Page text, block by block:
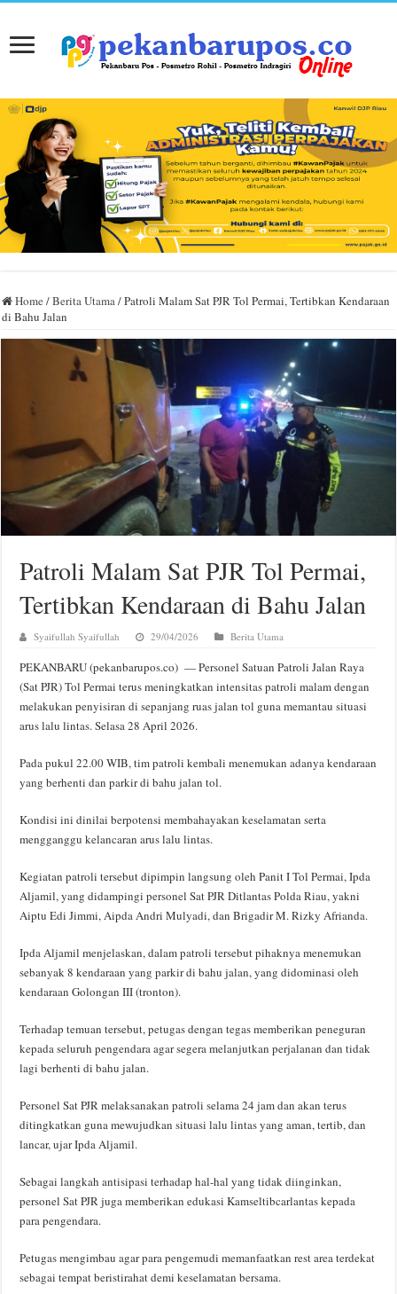
Home /Berita Utama/Patroli Malam Sat PJR Tol Permai, Tertibkan Kendaraan
di Bahu Jalan
Patroli Malam Sat PJR Tol Permai,
Tertibkan Kendaraan di Bahu Jalan
Syaifullah Syaifullah 29/04/2026 Berita Utama
PEKANBARU (pekanbarupos.co) — Personel Satuan Patroli Jalan Raya
(Sat PJR) Tol Permai terus meningkatkan intensitas patroli malam dengan
melakukan penyisiran di sepanjang ruas jalan tol guna memantau situasi
arus lalu lintas. Selasa 28 April 2026.
Pada pukul 22.00 WIB, tim patroli kembali menemukan adanya kendaraan
yang berhenti dan parkir di bahu jalan tol.
Kondisi ini dinilai berpotensi membahayakan keselamatan serta
mengganggu kelancaran arus lalu lintas.
Kegiatan patroli tersebut dipimpin langsung oleh Panit I Tol Permai, Ipda
Aljamil, yang didampingi personel Sat PJR Ditlantas Polda Riau, yakni
Aiptu Edi Jimmi, Aipda Andri Mulyadi, dan Brigadir M. Rizky Afrianda.
Ipda Aljamil menjelaskan, dalam patroli tersebut pihaknya menemukan
sebanyak 8 kendaraan yang parkir di bahu jalan, yang didominasi oleh
kendaraan Golongan III (tronton).
Terhadap temuan tersebut, petugas dengan tegas memberikan peneguran
kepada seluruh pengendara agar segera melanjutkan perjalanan dan tidak
lagi berhenti di bahu jalan.
Personel Sat PJR melaksanakan patroli selama 24 jam dan akan terus
ditingkatkan guna mewujudkan situasi lalu lintas yang aman, tertib, dan
lancar, ujar Ipda Aljamil.
Sebagai langkah antisipasi terhadap hal-hal yang tidak diinginkan,
personel Sat PJR juga memberikan edukasi Kamseltibcarlantas kepada
para pengendara.
Petugas mengimbau agar para pengemudi memanfaatkan rest area terdekat
sebagai tempat beristirahat demi keselamatan bersama.